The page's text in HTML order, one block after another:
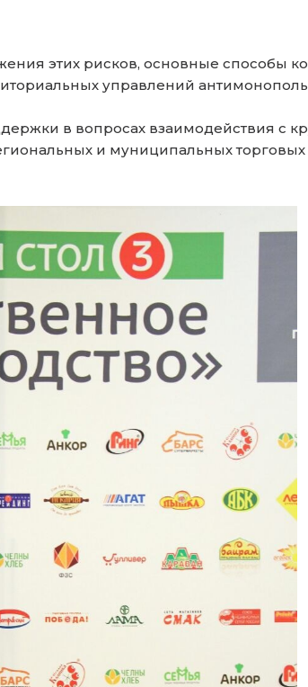
этих рисков, основные способы
управлений
в вопросах взаимодействия с
и муниципальных торговых